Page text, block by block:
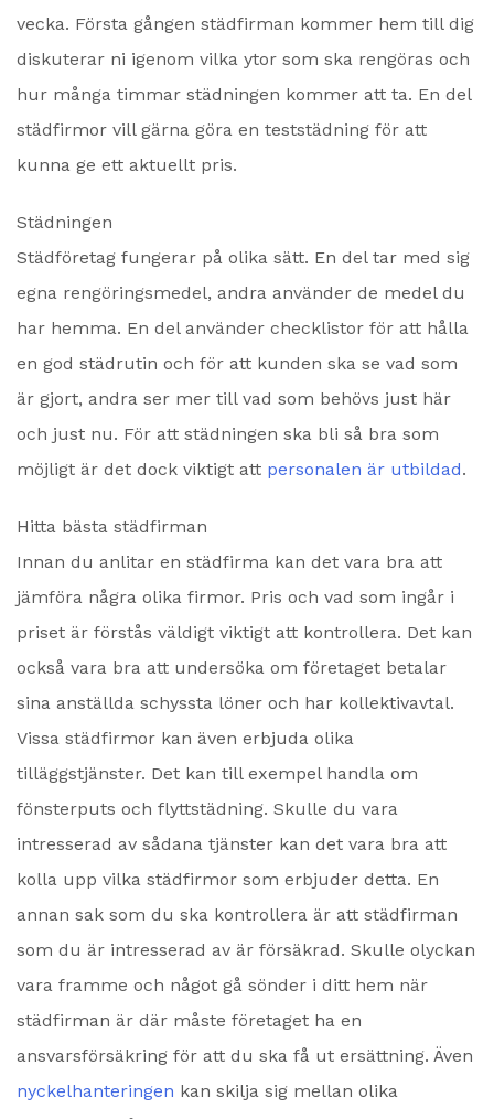
vecka. Första gången städfirman kommer hem till dig
diskuterar ni igenom vilka ytor som ska rengöras och
hur många timmar städningen kommer att ta. En del
städfirmor vill gärna göra en teststädning för att
kunna ge ett aktuellt pris.
Städningen
Städföretag fungerar på olika sätt. En del tar med sig
egna rengöringsmedel, andra använder de medel du
har hemma. En del använder checklistor för att hålla
en god städrutin och för att kunden ska se vad som
är gjort, andra ser mer till vad som behövs just här
och just nu. För att städningen ska bli så bra som
möjligt är det dock viktigt att personalen är utbildad.
Hitta bästa städfirman
Innan du anlitar en städfirma kan det vara bra att
jämföra några olika firmor. Pris och vad som ingår i
priset är förstås väldigt viktigt att kontrollera. Det kan
också vara bra att undersöka om företaget betalar
sina anställda schyssta löner och har kollektivavtal.
Vissa städfirmor kan även erbjuda olika
tilläggstjänster. Det kan till exempel handla om
fönsterputs och flyttstädning. Skulle du vara
intresserad av sådana tjänster kan det vara bra att
kolla upp vilka städfirmor som erbjuder detta. En
annan sak som du ska kontrollera är att städfirman
som du är intresserad av är försäkrad. Skulle olyckan
vara framme och något gå sönder i ditt hem när
städfirman är där måste företaget ha en
ansvarsförsäkring för att du ska få ut ersättning. Även
nyckelhanteringen kan skilja sig mellan olika